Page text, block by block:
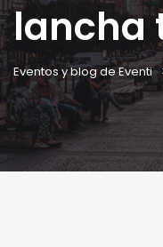
lancha
Eventos y blog de Eventi